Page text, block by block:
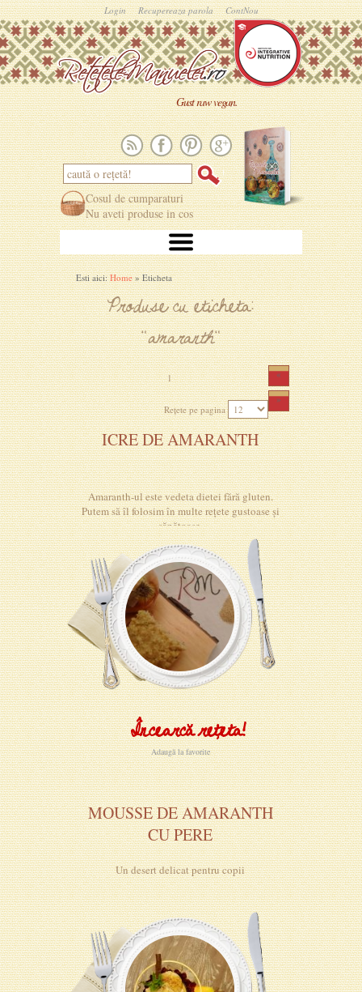
Login Recupereaza parola ContNou
Gust raw vegan.
Cosul de cumparaturi
Nu aveti produse in cos
Esti aici:Home» Eticheta
Produse cu eticheta:
"amaranth"
«
1
»
Rețete pe pagina
ICRE DE AMARANTH
Amaranth-ul este vedeta dietei fără gluten.
Putem să îl folosim în multe rețete gustoase și
sănătoase.
Încearcă rețeta!
Adaugă la favorite
MOUSSE DE AMARANTH
CU PERE
Un desert delicat pentru copii